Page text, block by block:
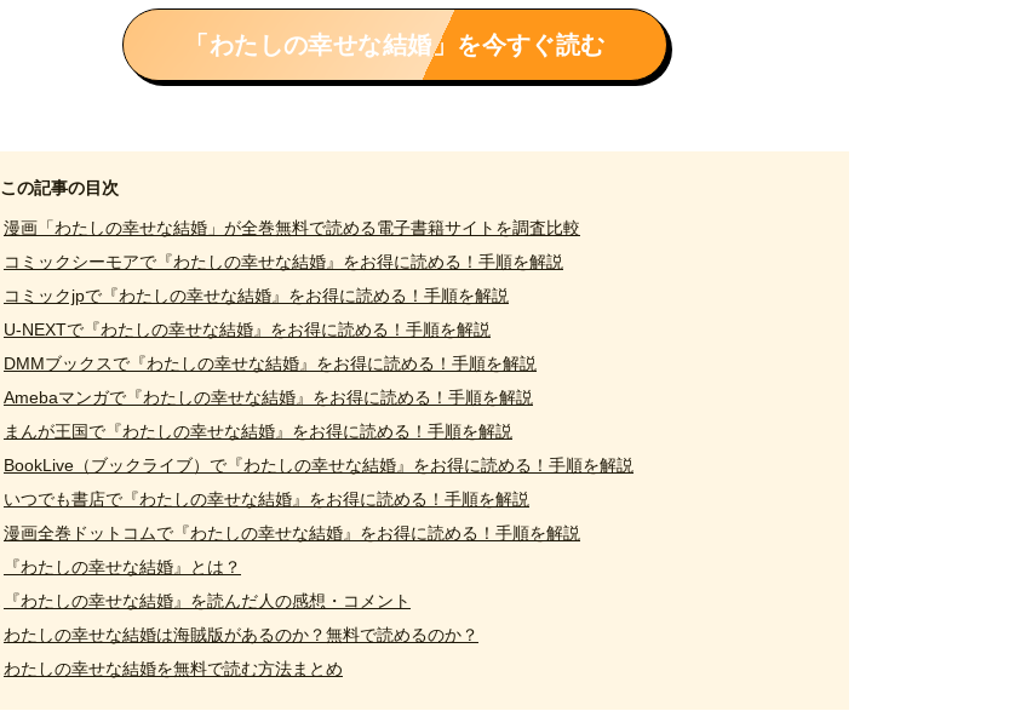
「わたしの幸せな結婚」を今すぐ読む
この記事の目次
漫画「わたしの幸せな結婚」が全巻無料で読める電子書籍サイトを調査比較
コミックシーモアで『わたしの幸せな結婚』をお得に読める！手順を解説
コミックjpで『わたしの幸せな結婚』をお得に読める！手順を解説
U-NEXTで『わたしの幸せな結婚』をお得に読める！手順を解説
DMMブックスで『わたしの幸せな結婚』をお得に読める！手順を解説
Amebaマンガで『わたしの幸せな結婚』をお得に読める！手順を解説
まんが王国で『わたしの幸せな結婚』をお得に読める！手順を解説
BookLive（ブックライブ）で『わたしの幸せな結婚』をお得に読める！手順を解説
いつでも書店で『わたしの幸せな結婚』をお得に読める！手順を解説
漫画全巻ドットコムで『わたしの幸せな結婚』をお得に読める！手順を解説
『わたしの幸せな結婚』とは？
『わたしの幸せな結婚』を読んだ人の感想・コメント
わたしの幸せな結婚は海賊版があるのか？無料で読めるのか？
わたしの幸せな結婚を無料で読む方法まとめ